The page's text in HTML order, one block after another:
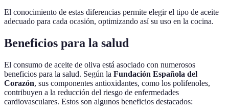
El conocimiento de estas diferencias permite elegir el tipo de aceite
adecuado para cada ocasión, optimizando así su uso en la cocina.
Beneficios para la salud
El consumo de aceite de oliva está asociado con numerosos
beneficios para la salud. Según la Fundación Española del
Corazón, sus componentes antioxidantes, como los polifenoles,
contribuyen a la reducción del riesgo de enfermedades
cardiovasculares. Estos son algunos beneficios destacados: